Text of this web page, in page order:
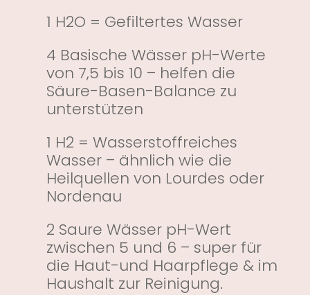
1 H2O = Gefiltertes Wasser
4 Basische Wässer pH-Werte
von 7,5 bis 10 – helfen die
Säure-Basen-Balance zu
unterstützen
1 H2 = Wasserstoffreiches
Wasser – ähnlich wie die
Heilquellen von Lourdes oder
Nordenau
2 Saure Wässer pH-Wert
zwischen 5 und 6 – super für
die Haut-und Haarpflege & im
Haushalt zur Reinigung.